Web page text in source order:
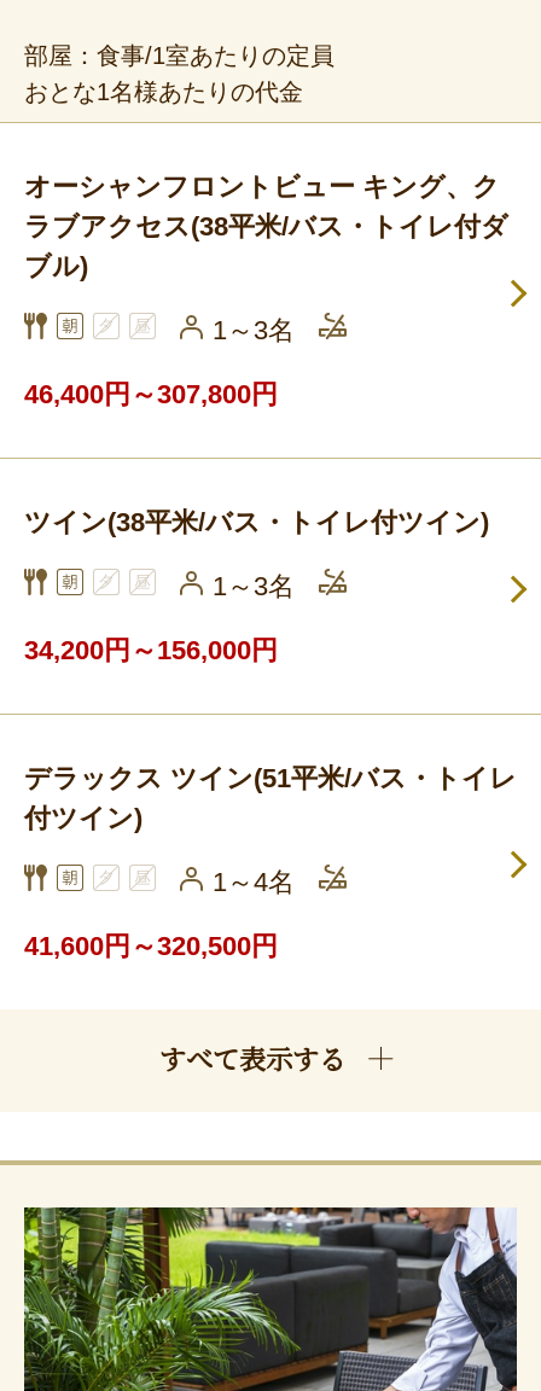
部屋：食事/1室あたりの定員
おとな1名様あたりの代金
オーシャンフロントビュー キング、ク
ラブアクセス(38平米/バス・トイレ付ダ
ブル)
1～3名
46,400円～307,800円
ツイン(38平米/バス・トイレ付ツイン)
1～3名
34,200円～156,000円
デラックス ツイン(51平米/バス・トイレ
付ツイン)
1～4名
41,600円～320,500円
すべて表示する